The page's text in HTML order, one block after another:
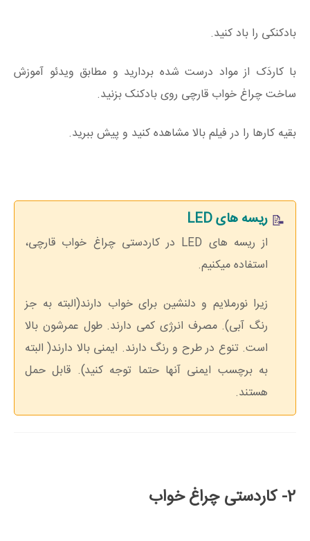
بادکنکی را باد کنید.
با کاردَک از مواد درست شده بردارید و مطابق ویدئو آموزش
ساخت چراغ خواب قارچی روی بادکنک بزنید.
بقیه کارها را در فیلم بالا مشاهده کنید و پیش ببرید.
ریسه های LED
از ریسه های LED در کاردستی چراغ خواب قارچی،
استفاده میکنیم.
زیرا نورملایم و دلنشین برای خواب دارند(البته به جز
رنگ آبی). مصرف انرژی کمی دارند. طول عمرشون بالا
است. تنوع در طرح و رنگ دارند. ایمنی بالا دارند( البته
به برچسب ایمنی آنها حتما توجه کنید). قابل حمل
هستند.
2- کاردستی چراغ خواب